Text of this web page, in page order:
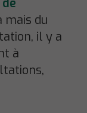
mais du
il y a
à